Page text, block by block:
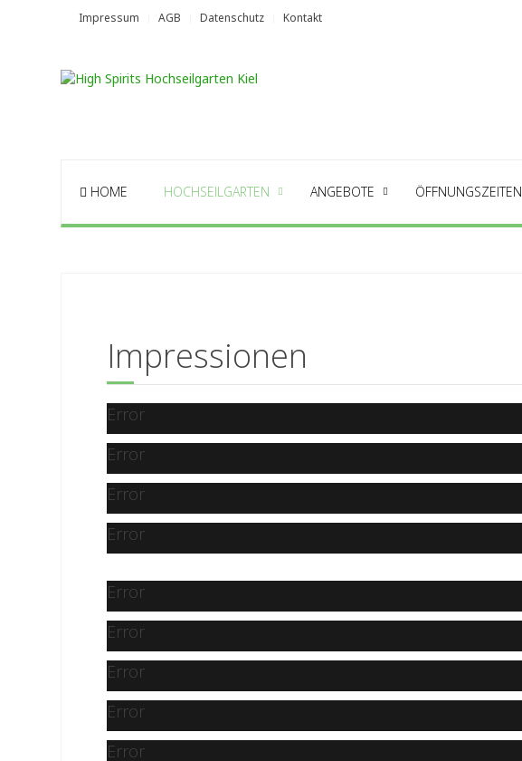
Impressum AGB Datenschutz Kontakt
HOME HOCHSEILGARTEN ANGEBOTE ÖFFNUNGSZEITEN
Impressionen
Error
Error
Error
Error
Error
Error
Error
Error
Error